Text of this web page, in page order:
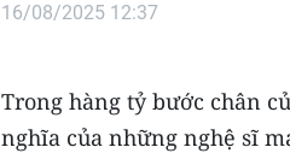
16/08/2025 12:37
Trong hàng tỷ bước chân
nghĩa của những nghệ sĩ